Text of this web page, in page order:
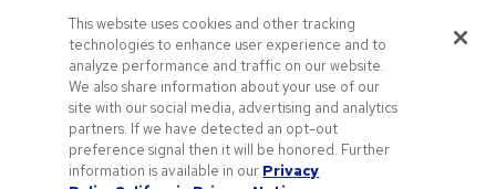
Condiciones de uso
Condiciones de Venta
Trabajar en Pens.com
Ofertas y recursos
Productos personalizados
Códigos promocionales y cupones
Consejos de arte
This website uses cookies and other tracking
technologies to enhance user experience and to
analyze performance and traffic on our website.
We also share information about your use of our
site with our social media, advertising and analytics
partners. If we have detected an opt-out
preference signal then it will be honored. Further
information is available in our Privacy